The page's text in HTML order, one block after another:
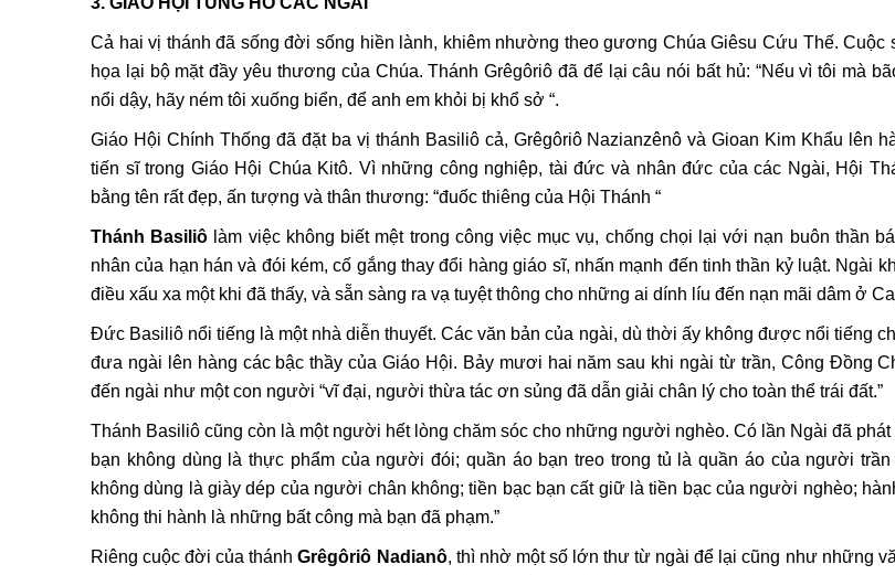
Cả hai vị thánh đã sống đời sống hiền lành, khiêm nhường theo gương Chúa Giêsu Cứu Thế. Cuộc
họa lại bộ mặt đầy yêu thương của Chúa. Thánh Grêgôriô đã để lại câu nói bất hủ: “Nếu vì tôi mà
nổi dậy, hãy ném tôi xuống biển, để anh em khỏi bị khổ sở “.
Giáo Hội Chính Thống đã đặt ba vị thánh Basiliô cả, Grêgôriô Nazianzênô và Gioan Kim Khẩu lên
tiến sĩ trong Giáo Hội Chúa Kitô. Vì những công nghiệp, tài đức và nhân đức của các Ngài, Hội
bằng tên rất đẹp, ấn tượng và thân thương: “đuốc thiêng của Hội Thánh “
Thánh Basiliô làm việc không biết mệt trong công việc mục vụ, chống chọi lại với nạn buôn thần
nhân của hạn hán và đói kém, cố gắng thay đổi hàng giáo sĩ, nhấn mạnh đến tinh thần kỷ luật. Ngài
điều xấu xa một khi đã thấy, và sẵn sàng ra vạ tuyệt thông cho những ai dính líu đến nạn mãi dâm ở
Ðức Basiliô nổi tiếng là một nhà diễn thuyết. Các văn bản của ngài, dù thời ấy không được nổi tiếng
đưa ngài lên hàng các bậc thầy của Giáo Hội. Bảy mươi hai năm sau khi ngài từ trần, Công Ðồng
đến ngài như một con người “vĩ đại, người thừa tác ơn sủng đã dẫn giải chân lý cho toàn thể trái đất.”
Thánh Basiliô cũng còn là một người hết lòng chăm sóc cho những người nghèo. Có lần Ngài đã phát
bạn không dùng là thực phẩm của người đói; quần áo bạn treo trong tủ là quần áo của người trần
không dùng là giày dép của người chân không; tiền bạc bạn cất giữ là tiền bạc của người nghèo;
không thi hành là những bất công mà bạn đã phạm.”
Riêng cuộc đời của thánhGrêgôriô Nadianô, thì nhờ một số lớn thư từ ngài để lại cũng như những